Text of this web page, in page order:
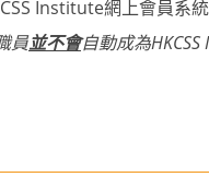
Institute網上會員系
員並不會自動成為